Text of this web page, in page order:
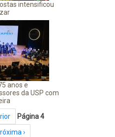
intensificou
anos e
da USP com
Página 4
página
›